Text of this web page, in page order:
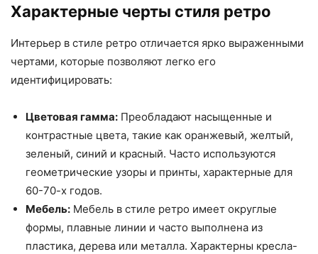
Характерные черты стиля ретро
Интерьер в стиле ретро отличается ярко выраженными
чертами, которые позволяют легко его
идентифицировать:
Цветовая гамма: Преобладают насыщенные и
контрастные цвета, такие как оранжевый, желтый,
зеленый, синий и красный. Часто используются
геометрические узоры и принты, характерные для
60-70-х годов.
Мебель: Мебель в стиле ретро имеет округлые
формы, плавные линии и часто выполнена из
пластика, дерева или металла. Характерны кресла-